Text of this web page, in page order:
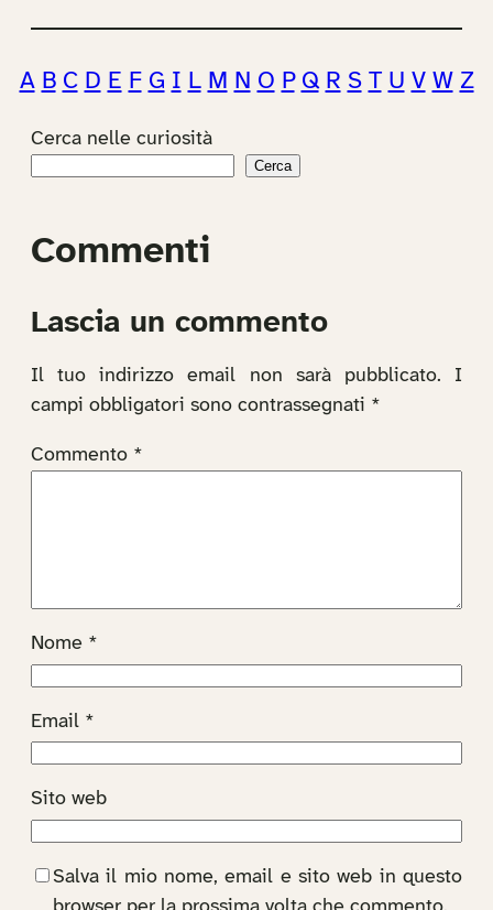
A B C D E F G I L M N O P Q R S T U V W Z
Cerca nelle curiosità
Cerca
Commenti
Lascia un commento
Il tuo indirizzo email non sarà pubblicato.
I
campi obbligatori sono contrassegnati *
Commento *
Nome *
Email *
Sito web
Salva il mio nome, email e sito web in questo